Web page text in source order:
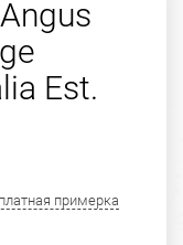
Est.
примерка